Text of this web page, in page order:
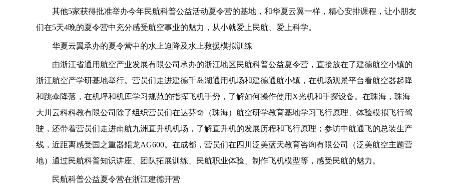
其他5家获得批准举办今年民航科普公益活动夏令营的基地，和华夏云翼一样，精心安排课程，让小朋友
们在5天4晚的夏令营中充分感受航空事业的魅力，从小就爱上民航、爱上科学。
华夏云翼承办的夏令营中的水上迫降及水上救援模拟训练
由浙江省通用航空产业发展有限公司承办的浙江地区民航科普公益夏令营，直接放在了建德航空小镇的
浙江航空产学研基地举行。营员们走进建德千岛湖通用机场和建德通航小镇，在机场观景平台看航空器起降
和跳伞降落，在机坪和机库学习规范的指挥飞机手势，了解如何操作使用X光机和手探设备。在珠海，珠海
大川云科科教有限公司除了组织营员们在达芬奇（珠海）航空研学教育基地学习飞行原理、体验模拟飞行驾
驶，还带着营员们走进南航九洲直升机机场，了解直升机的发展历程和飞行原理；参访中航通飞的总装生产
线，近距离感受国之重器鲲龙AG600。在成都，营员们在四川泛美蓝天教育咨询有限公司（泛美航空主题营
地）通过民航科普知识讲座、团队拓展训练、民航职业体验、制作飞机模型等，感受民航的魅力。
民航科普公益夏令营在浙江建德开营